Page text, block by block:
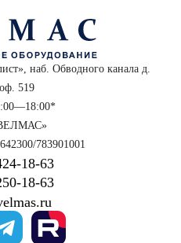
наб. Обводного канала д.
519
783901001